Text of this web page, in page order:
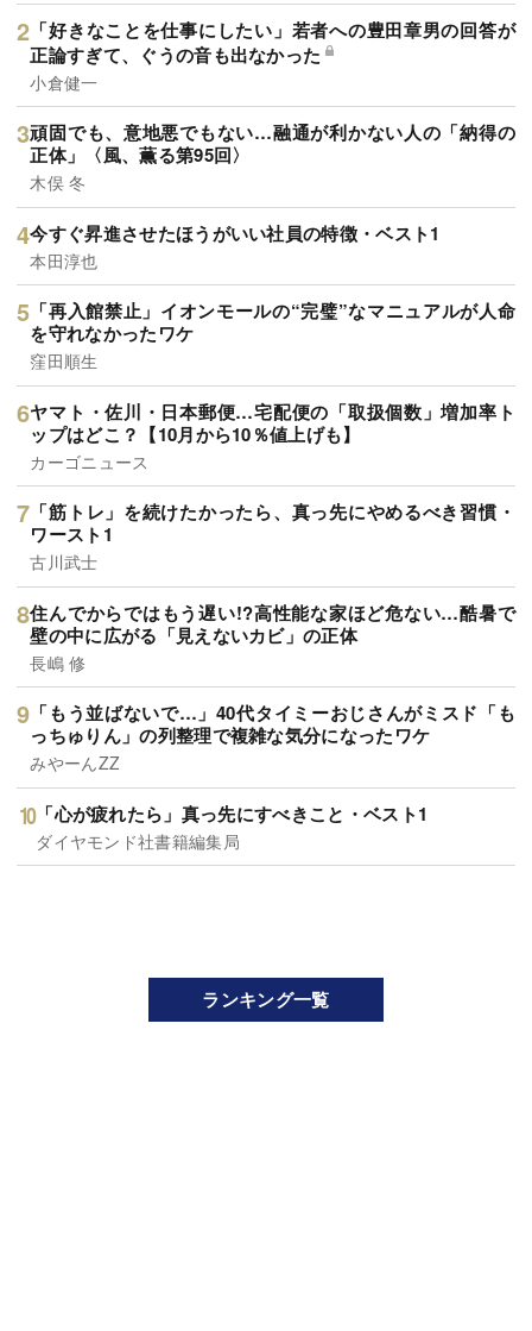
「好きなことを仕事にしたい」若者への豊田章男の回答が
正論すぎて、ぐうの音も出なかった
小倉健一
頑固でも、意地悪でもない…融通が利かない人の「納得の
正体」〈風、薫る第95回〉
木俣 冬
今すぐ昇進させたほうがいい社員の特徴・ベスト1
本田淳也
「再入館禁止」イオンモールの“完璧”なマニュアルが人命
を守れなかったワケ
窪田順生
ヤマト・佐川・日本郵便…宅配便の「取扱個数」増加率ト
ップはどこ？【10月から10％値上げも】
カーゴニュース
「筋トレ」を続けたかったら、真っ先にやめるべき習慣・
ワースト1
古川武士
住んでからではもう遅い!?高性能な家ほど危ない…酷暑で
壁の中に広がる「見えないカビ」の正体
長嶋 修
「もう並ばないで…」40代タイミーおじさんがミスド「も
っちゅりん」の列整理で複雑な気分になったワケ
みやーんZZ
「心が疲れたら」真っ先にすべきこと・ベスト1
ダイヤモンド社書籍編集局
ランキング一覧